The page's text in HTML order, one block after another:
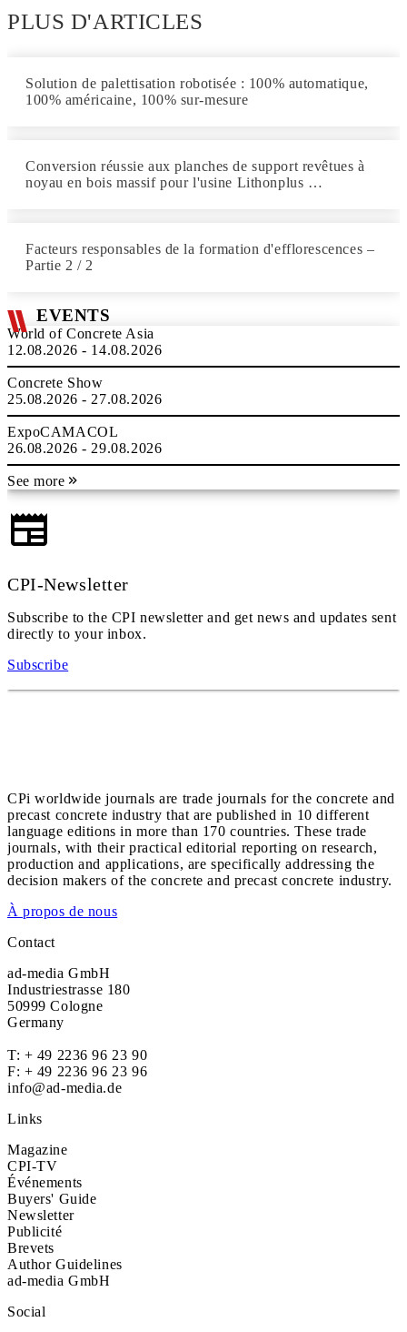
PLUS D'ARTICLES
Solution de palettisation robotisée : 100% automatique,
100% américaine, 100% sur-mesure
Conversion réussie aux planches de support revêtues à
noyau en bois massif pour l'usine Lithonplus …
Facteurs responsables de la formation d'efflorescences –
Partie 2 / 2
EVENTS
World of Concrete Asia
12.08.2026 - 14.08.2026
Concrete Show
25.08.2026 - 27.08.2026
ExpoCAMACOL
26.08.2026 - 29.08.2026
See more
CPI-Newsletter
Subscribe to the CPI newsletter and get news and updates sent
directly to your inbox.
Subscribe
CPi worldwide journals are trade journals for the concrete and
precast concrete industry that are published in 10 different
language editions in more than 170 countries. These trade
journals, with their practical editorial reporting on research,
production and applications, are specifically addressing the
decision makers of the concrete and precast concrete industry.
À propos de nous
Contact
ad-media GmbH
Industriestrasse 180
50999 Cologne
Germany
T: + 49 2236 96 23 90
F: + 49 2236 96 23 96
info@ad-media.de
Links
Magazine
CPI-TV
Événements
Buyers' Guide
Newsletter
Publicité
Brevets
Author Guidelines
ad-media GmbH
Social